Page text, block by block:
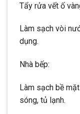
Tẩy rửa vết ố
Làm sạch vòi
dụng.
Nhà bếp:
Làm sạch bề
sóng, tủ lạnh.